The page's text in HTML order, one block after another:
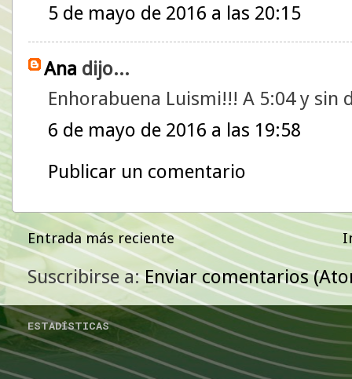
5 de mayo de 2016 a las 20:15
Ana dijo...
Enhorabuena Luismi!!! A 5:04 y sin
6 de mayo de 2016 a las 19:58
Publicar un comentario
Entrada más reciente
Suscribirse a:Enviar comentarios
ESTADÍSTICAS